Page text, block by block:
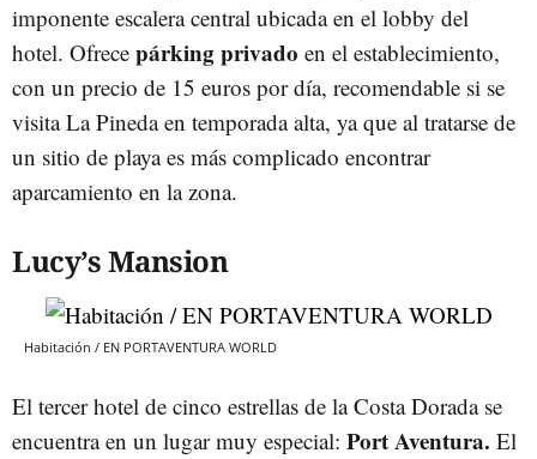
imponente escalera central ubicada en el lobby del
hotel. Ofrece párking privado en el establecimiento,
con un precio de 15 euros por día, recomendable si se
visita La Pineda en temporada alta, ya que al tratarse de
un sitio de playa es más complicado encontrar
aparcamiento en la zona.
Lucy’s Mansion
Habitación / EN PORTAVENTURA WORLD
El tercer hotel de cinco estrellas de la Costa Dorada se
encuentra en un lugar muy especial: Port Aventura. El